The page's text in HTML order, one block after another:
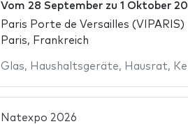
Vom 28 Septemberzu 1 Oktober
Paris Porte de Versailles (VIPARIS)
Paris, Frankreich
Glas, Haushaltsgeräte, Hausrat,
Natexpo 2026